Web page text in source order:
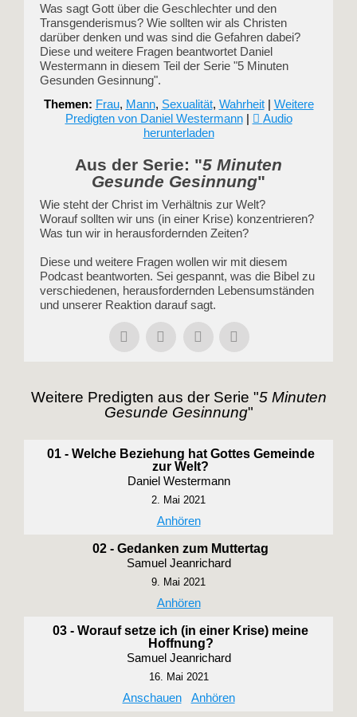
Was sagt Gott über die Geschlechter und den
Transgenderismus? Wie sollten wir als Christen
darüber denken und was sind die Gefahren dabei?
Diese und weitere Fragen beantwortet Daniel
Westermann in diesem Teil der Serie "5 Minuten
Gesunden Gesinnung".
Themen: Frau, Mann, Sexualität, Wahrheit| Weitere
Predigten von Daniel Westermann|
Audio
herunterladen
Aus der Serie: "5 Minuten
Gesunde Gesinnung"
Wie steht der Christ im Verhältnis zur Welt?
Worauf sollten wir uns (in einer Krise) konzentrieren?
Was tun wir in herausfordernden Zeiten?
Diese und weitere Fragen wollen wir mit diesem
Podcast beantworten. Sei gespannt, was die Bibel zu
verschiedenen, herausfordernden Lebensumständen
und unserer Reaktion darauf sagt.
Weitere Predigten aus der Serie "5 Minuten
Gesunde Gesinnung"
01 - Welche Beziehung hat Gottes Gemeinde
zur Welt?
Daniel Westermann
2. Mai 2021
Anhören
02 - Gedanken zum Muttertag
Samuel Jeanrichard
9. Mai 2021
Anhören
03 - Worauf setze ich (in einer Krise) meine
Hoffnung?
Samuel Jeanrichard
16. Mai 2021
Anschauen Anhören